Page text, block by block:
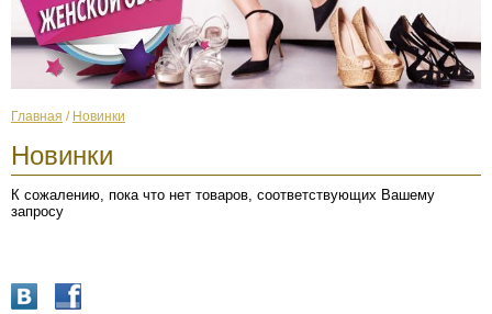
Главная / Новинки
Новинки
К сожалению, пока что нет товаров, соответствующих Вашему
запросу